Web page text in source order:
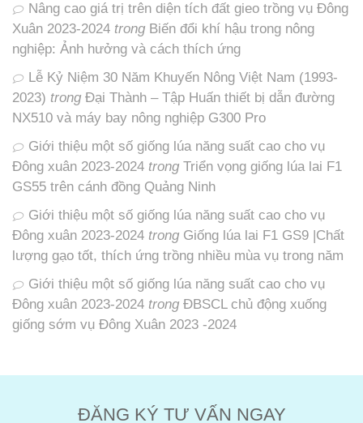
Nâng cao giá trị trên diện tích đất gieo trồng vụ Đông
Xuân 2023-2024 trong Biến đổi khí hậu trong nông
nghiệp: Ảnh hưởng và cách thích ứng
Lễ Kỷ Niệm 30 Năm Khuyến Nông Việt Nam (1993-
2023) trong Đại Thành – Tập Huấn thiết bị dẫn đường
NX510 và máy bay nông nghiệp G300 Pro
Giới thiệu một số giống lúa năng suất cao cho vụ
Đông xuân 2023-2024 trong Triển vọng giống lúa lai F1
GS55 trên cánh đồng Quảng Ninh
Giới thiệu một số giống lúa năng suất cao cho vụ
Đông xuân 2023-2024 trong Giống lúa lai F1 GS9 |Chất
lượng gạo tốt, thích ứng trồng nhiều mùa vụ trong năm
Giới thiệu một số giống lúa năng suất cao cho vụ
Đông xuân 2023-2024 trong ĐBSCL chủ động xuống
giống sớm vụ Đông Xuân 2023 -2024
ĐĂNG KÝ TƯ VẤN NGAY